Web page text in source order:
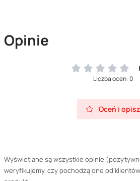
Opinie
Liczba ocen: 0
Oceń i opisz
Wyświetlane są wszystkie opinie
weryfikujemy, czy pochodzą one od